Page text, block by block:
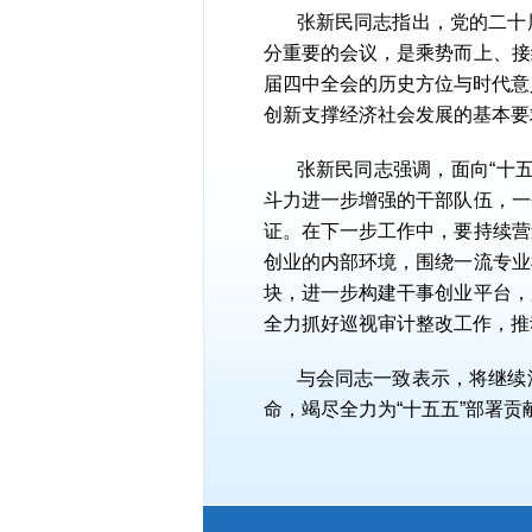
张新民同志指出，党的二
分重要的会议，是乘势而上、
届四中全会的历史方位与时代
创新支撑经济社会发展的基本
张新民同志强调，面向“十
斗力进一步增强的干部队伍，
证。在下一步工作中，要持续
创业的内部环境，围绕一流专
块，进一步构建干事创业平台
全力抓好巡视审计整改工作，
与会同志一致表示，将继
命，竭尽全力为“十五五”部署